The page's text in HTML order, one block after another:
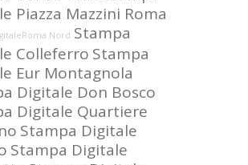
Piazza Mazzini Roma
Nord Stampa
Colleferro Stampa
Eur Montagnola
Digitale Don Bosco
Digitale Quartiere
Stampa Digitale
Stampa Digitale